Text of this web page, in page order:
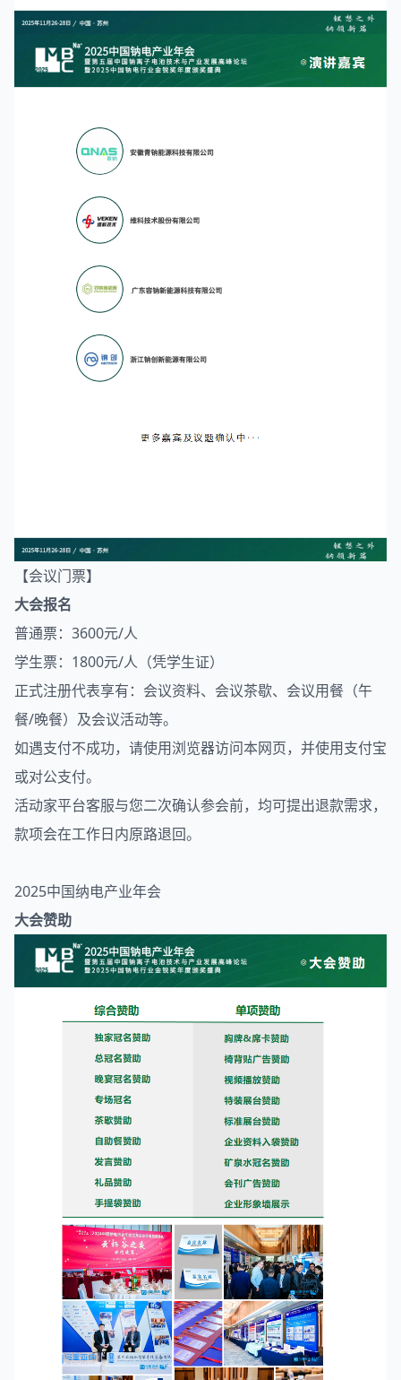
【会议门票】
大会报名
普通票：3600元/人
学生票：1800元/人（凭学生证）
正式注册代表享有：会议资料、会议茶歇、会议用餐（午
餐/晚餐）及会议活动等。
如遇支付不成功，请使用浏览器访问本网页，并使用支付宝
或对公支付。
活动家平台客服与您二次确认参会前，均可提出退款需求，
款项会在工作日内原路退回。
2025中国纳电产业年会
大会赞助